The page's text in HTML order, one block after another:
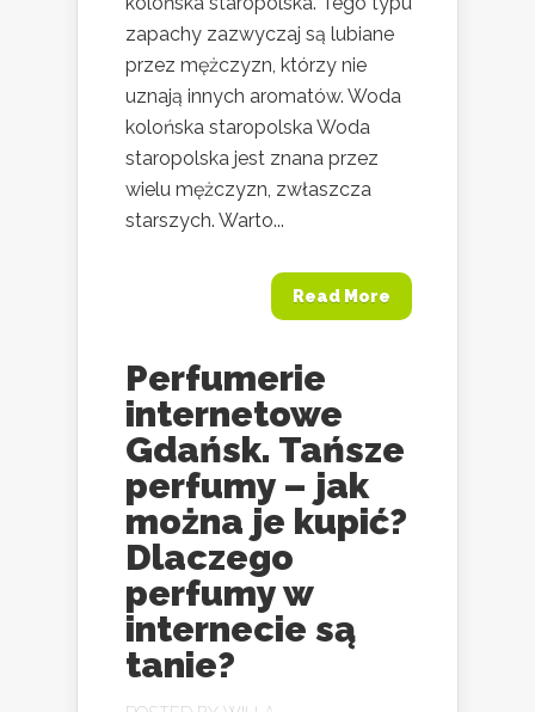
zapachy zazwyczaj są lubiane
przez mężczyzn, którzy nie
uznają innych aromatów. Woda
kolońska staropolska Woda
staropolska jest znana przez
wielu mężczyzn, zwłaszcza
starszych. Warto...
Read More
Perfumerie
internetowe
Gdańsk. Tańsze
perfumy – jak
można je kupić?
Dlaczego
perfumy w
internecie są
tanie?